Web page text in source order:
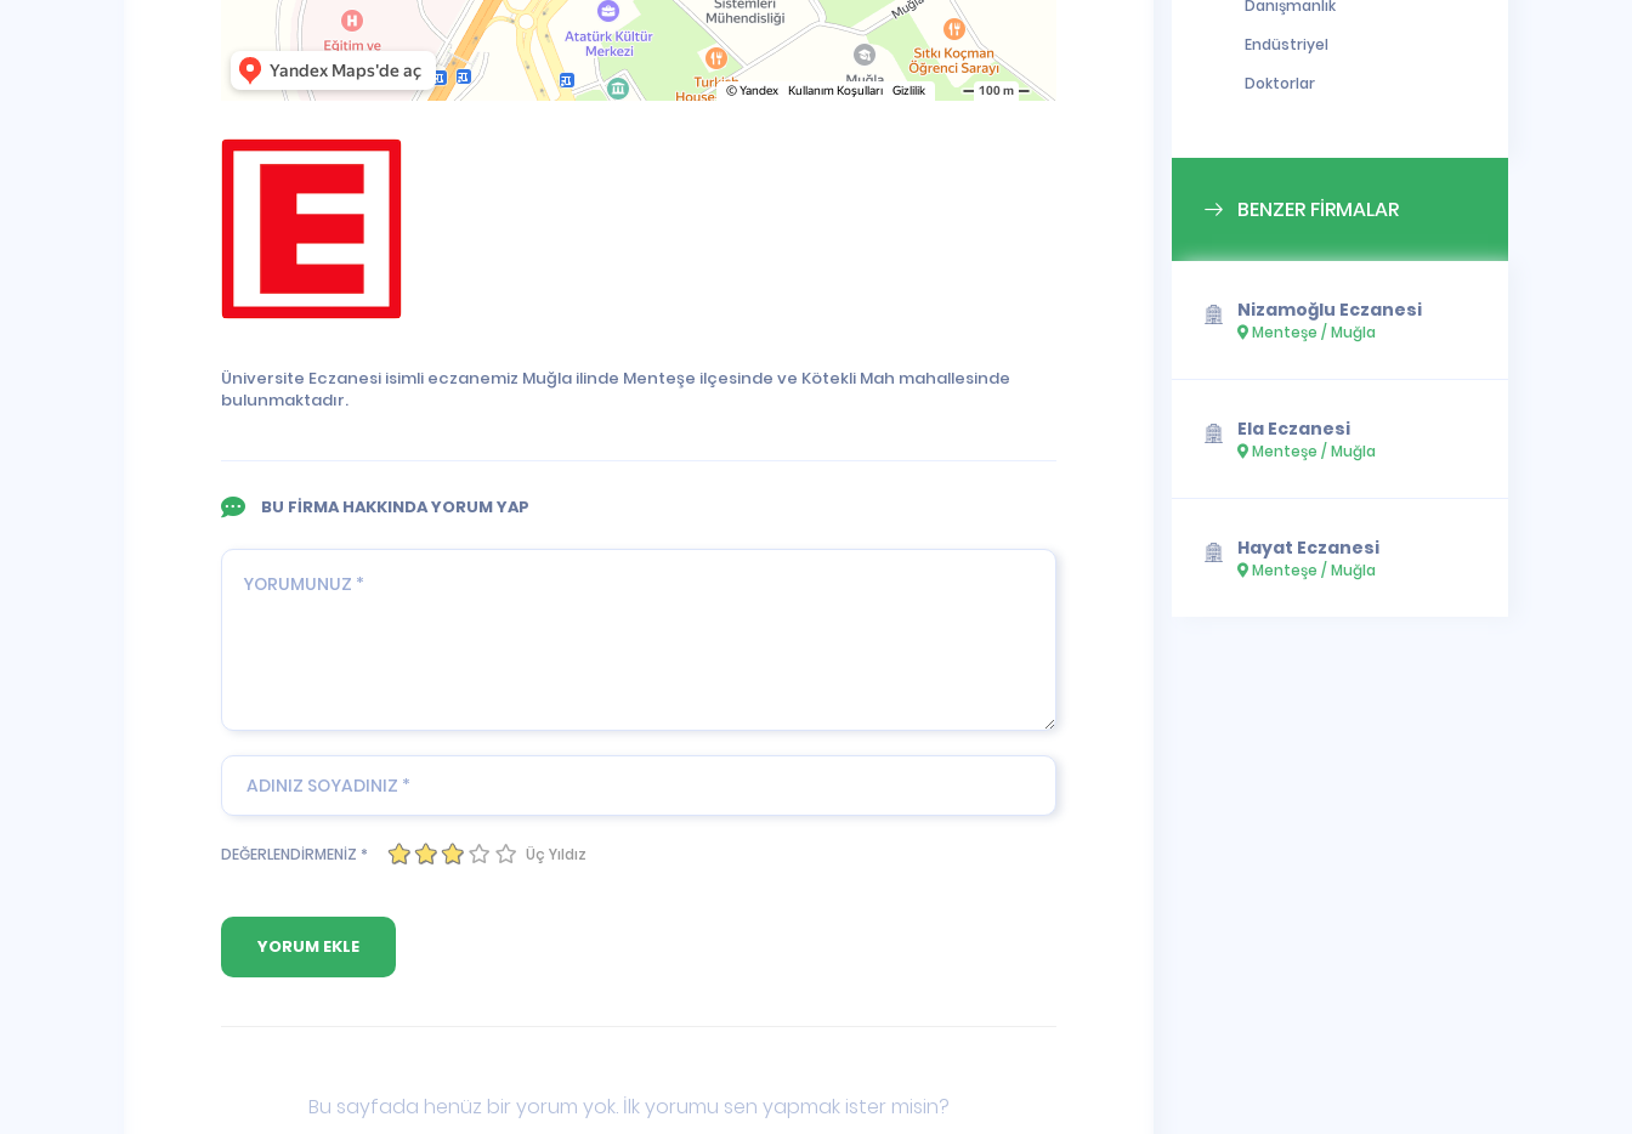
Üniversite Eczanesi isimli eczanemiz Muğla ilinde Menteşe ilçesinde ve Kötekli Mah mahallesinde
bulunmaktadır.
BU FİRMA HAKKINDA YORUM YAP
DEĞERLENDİRMENİZ * Üç Yıldız
Bu sayfada henüz bir yorum yok. İlk yorumu sen yapmak ister misin?
Danışmanlık
Endüstriyel
Doktorlar
BENZER FİRMALAR
Nizamoğlu Eczanesi
Menteşe / Muğla
Ela Eczanesi
Menteşe / Muğla
Hayat Eczanesi
Menteşe / Muğla